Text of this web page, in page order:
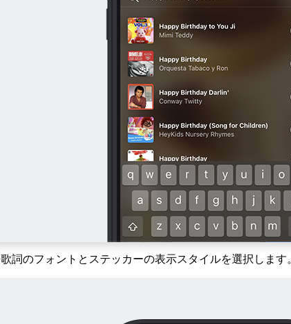
歌詞のフォントとステッカーの表示スタイルを選択します。